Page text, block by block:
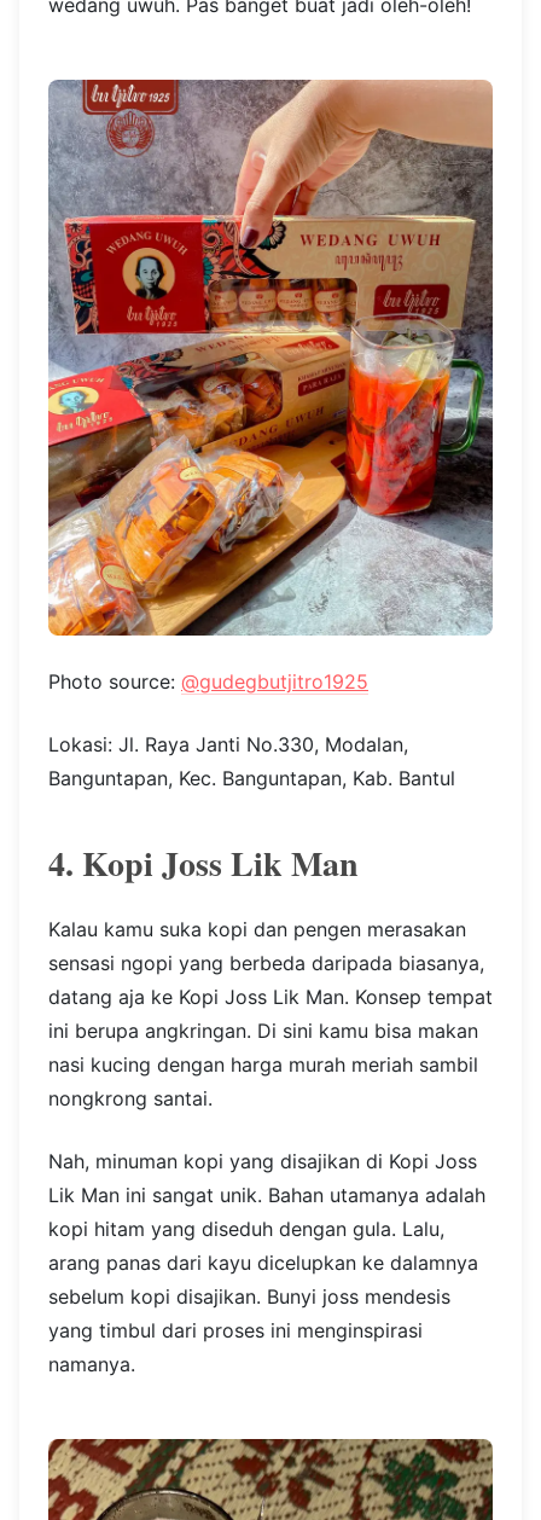
wedang uwuh. Pas banget buat jadi oleh-oleh!
Photo source: @gudegbutjitro1925
Lokasi: Jl. Raya Janti No.330, Modalan,
Banguntapan, Kec. Banguntapan, Kab. Bantul
4. Kopi Joss Lik Man
Kalau kamu suka kopi dan pengen merasakan
sensasi ngopi yang berbeda daripada biasanya,
datang aja ke Kopi Joss Lik Man. Konsep tempat
ini berupa angkringan. Di sini kamu bisa makan
nasi kucing dengan harga murah meriah sambil
nongkrong santai.
Nah, minuman kopi yang disajikan di Kopi Joss
Lik Man ini sangat unik. Bahan utamanya adalah
kopi hitam yang diseduh dengan gula. Lalu,
arang panas dari kayu dicelupkan ke dalamnya
sebelum kopi disajikan. Bunyi joss mendesis
yang timbul dari proses ini menginspirasi
namanya.